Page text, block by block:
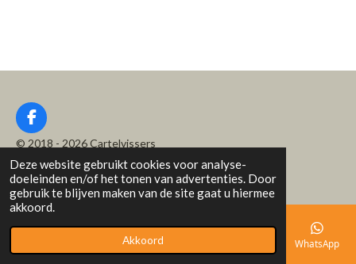
Deze website gebruikt cookies voor analyse-
doeleinden en/of het tonen van advertenties. Door
gebruik te blijven maken van de site gaat u hiermee
akkoord.
Akkoord
F
a
c
e
b
o
o
k
© 2018 - 2026 Cartelvissers
Powered byJouwWeb
Telefoonnummer WhatsApp